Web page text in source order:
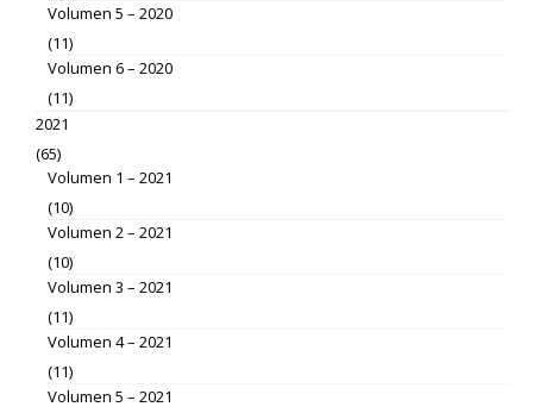
Volumen 5 – 2020
(11)
Volumen 6 – 2020
(11)
2021
(65)
Volumen 1 – 2021
(10)
Volumen 2 – 2021
(10)
Volumen 3 – 2021
(11)
Volumen 4 – 2021
(11)
Volumen 5 – 2021